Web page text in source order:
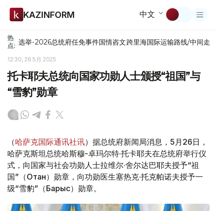
KAZINFORM 中文
热
点: 选举-2026总统府任免事件国情咨文跨里海国际运输路线/中间走廊
12:30, 26 5月 2025
托卡耶夫总统向国家功勋人士颁授“祖国”与
“雪豹”勋章
（哈萨克国际通讯社讯）据总统府新闻局消息，5月26日，
哈萨克斯坦总统哈斯穆-卓玛尔特·托卡耶夫在总统府举行仪
式，向国家与社会功勋人士拉维尔·舍尔达巴耶夫授予“祖
国”（Отан）勋章，向功勋医生塞热克·托克帕诺夫授予一
级“雪豹”（Барыс）勋章。